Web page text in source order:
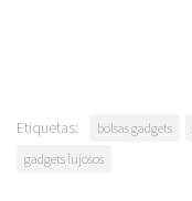
Etiquetas: bolsas gadgets
gadgets lujosos